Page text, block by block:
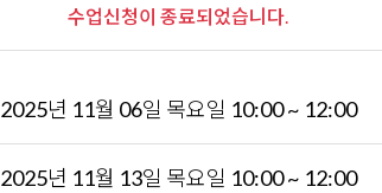
수업신청이 종료되었습니다.
2025년 11월 06일 목요일 10:00 ~ 12:00
2025년 11월 13일 목요일 10:00 ~ 12:00